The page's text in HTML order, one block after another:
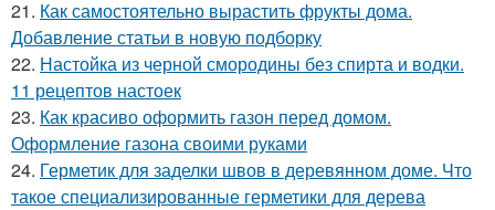
21. Как самостоятельно вырастить фрукты дома.
Добавление статьи в новую подборку
22. Настойка из черной смородины без спирта и водки.
11 рецептов настоек
23. Как красиво оформить газон перед домом.
Оформление газона своими руками
24. Герметик для заделки швов в деревянном доме. Что
такое специализированные герметики для дерева